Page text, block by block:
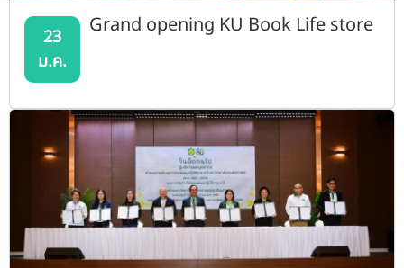
23
ม.ค.
Grand opening KU Book Life store